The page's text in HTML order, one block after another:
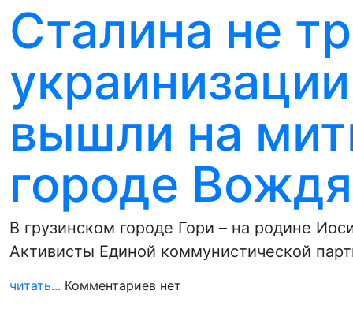
Сталина не
вышли на
городе Вождя
В грузинском городе Гори – на родине
Активисты Единой коммунистической
читать... Комментариев нет